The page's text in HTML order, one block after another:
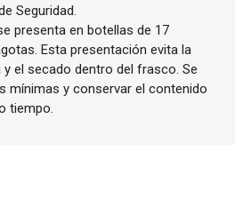
Seguridad.
presenta en botellas de 17
Esta presentación evita la
el secado dentro del frasco. Se
mínimas y conservar el contenido
tiempo.